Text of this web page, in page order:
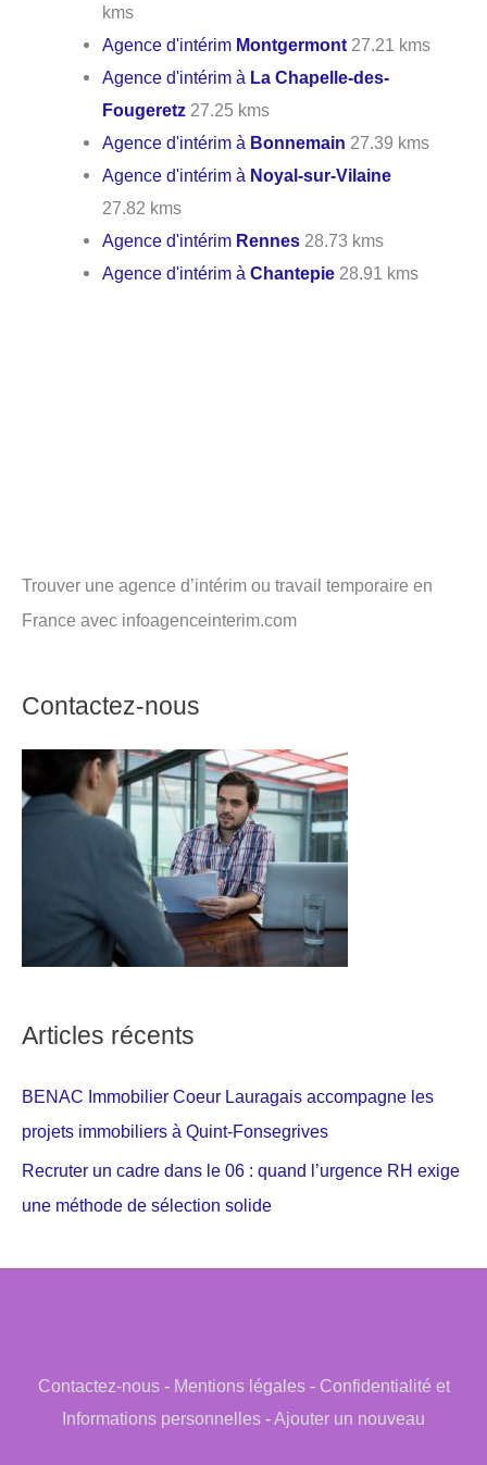
kms
Agence d'intérim Montgermont 27.21 kms
Agence d'intérim à La Chapelle-des-
Fougeretz 27.25 kms
Agence d'intérim à Bonnemain 27.39 kms
Agence d'intérim à Noyal-sur-Vilaine
27.82 kms
Agence d'intérim Rennes 28.73 kms
Agence d'intérim àChantepie 28.91 kms
Trouver une agence d’intérim ou travail temporaire en
France avec infoagenceinterim.com
Contactez-nous
Articles récents
BENAC Immobilier Coeur Lauragais accompagne les
projets immobiliers à Quint-Fonsegrives
Recruter un cadre dans le 06 : quand l’urgence RH exige
une méthode de sélection solide
Contactez-nous- Mentions légales- Confidentialité et
Informations personnelles - Ajouter un nouveau